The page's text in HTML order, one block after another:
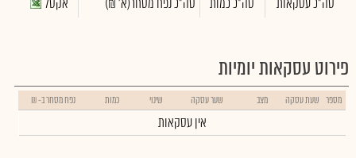
פירוט עסקאות יומיות
מספר שעת עסקה מצב שער עסקה שינוי כמות נפח מסחר ב- ₪
אין עסקאות